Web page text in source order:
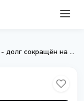
MARA продала 15 133 BTC за $1,1 млрд - долг сокращён на 30%